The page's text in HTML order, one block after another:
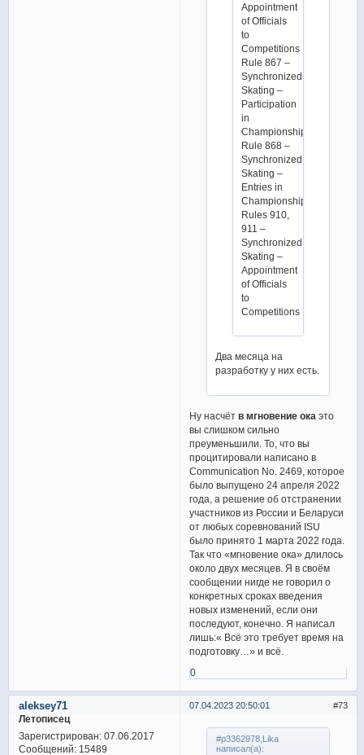
Appointment
of Officials
to
Competitions
Rule 867 –
Synchronized
Skating –
Participation
in
Championships
Rule 868 –
Synchronized
Skating –
Entries in
Championships
Rules 910,
911 –
Synchronized
Skating –
Appointment
of Officials
to
Competitions
Два месяца на
разработку у них есть.
Ну насчётв мгновение ока это
вы слишком сильно
преуменьшили. То, что вы
процитировали написано в
Communication No. 2469, которое
было выпущено 24 апреля 2022
года, а решение об отстранении
участников из России и Беларуси
от любых соревнований ISU
было принято 1 марта 2022 года.
Так что «мгновение ока» длилось
около двух месяцев. Я в своём
сообщении нигде не говорил о
конкретных сроках введения
новых изменений, если они
последуют, конечно. Я написал
лишь:« Всё это требует время на
подготовку…» и всё.
0
73
07.04.2023 20:50:01
aleksey71
Летописец
Зарегистрирован: 07.06.2017
Сообщений:15489
#p3362978,Lika
написал(а):